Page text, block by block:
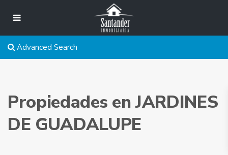
Advanced Search
Propiedades en JARDINES
DE GUADALUPE